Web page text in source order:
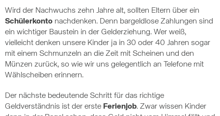
Wird der Nachwuchs zehn Jahre alt, sollten Eltern über ein
Schülerkonto nachdenken. Denn bargeldlose Zahlungen sind
ein wichtiger Baustein in der Gelderziehung. Wer weiß,
vielleicht denken unsere Kinder ja in 30 oder 40 Jahren sogar
mit einem Schmunzeln an die Zeit mit Scheinen und den
Münzen zurück, so wie wir uns gelegentlich an Telefone mit
Wählscheiben erinnern.
Der nächste bedeutende Schritt für das richtige
Geldverständnis ist der erste Ferienjob. Zwar wissen Kinder